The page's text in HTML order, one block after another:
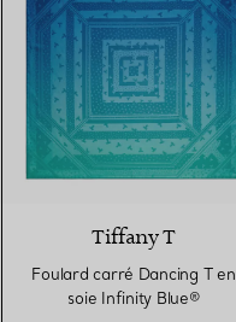
Tiffany T
Foulard carré Dancing T en
soie Infinity Blue®